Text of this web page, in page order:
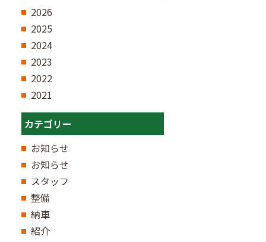
2026
2025
2024
2023
2022
2021
カテゴリー
お知らせ
お知らせ
スタッフ
整備
納車
紹介